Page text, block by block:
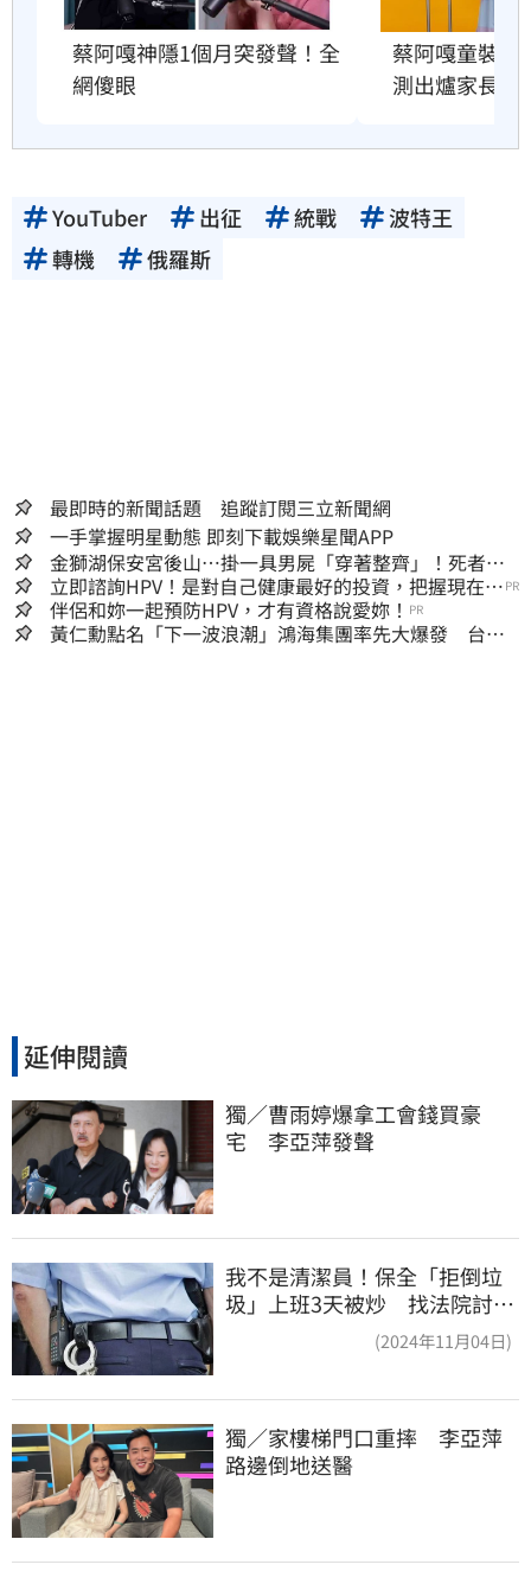
蔡阿嘎神隱1個月突發聲！全
網傻眼
蔡阿嘎童裝爆
測出爐家長傻
YouTuber 出征 統戰
波特王
轉機
俄羅斯
最即時的新聞話題 追蹤訂閱三立新聞網
一手掌握明星動態 即刻下載娛樂星聞APP
金獅湖保安宮後山…掛一具男屍「穿著整齊」！死者身
份曝
立即諮詢HPV！是對自己健康最好的投資，把握現在不
嫌晚！
PR
伴侶和妳一起預防HPV，才有資格說愛妳！ PR
黃仁勳點名「下一波浪潮」鴻海集團率先大爆發 台股
延伸閱讀
獨／曹雨婷爆拿工會錢買豪
宅　李亞萍發聲
我不是清潔員！保全「拒倒垃
圾」上班3天被炒 找法院討公
(2024年11月04日)
獨／家樓梯門口重摔　李亞萍
路邊倒地送醫